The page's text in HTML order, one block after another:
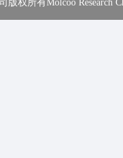
版权所有Molcoo Research